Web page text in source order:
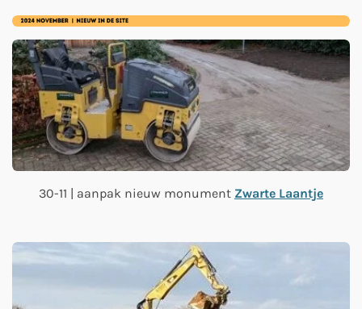
30-11 | aanpak nieuw monument Zwarte Laantje